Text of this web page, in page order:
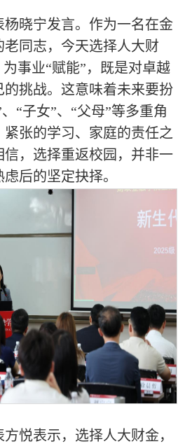
杨晓宁发言。作为一名在金
老同志，今天选择人大财
事业“赋能”，既是对卓越
挑战。这意味着未来要扮
“子女”、“父母”等多重角
张的学习、家庭的责任之
，选择重返校园，并非一
后的坚定抉择。
悦表示，选择人大财金，